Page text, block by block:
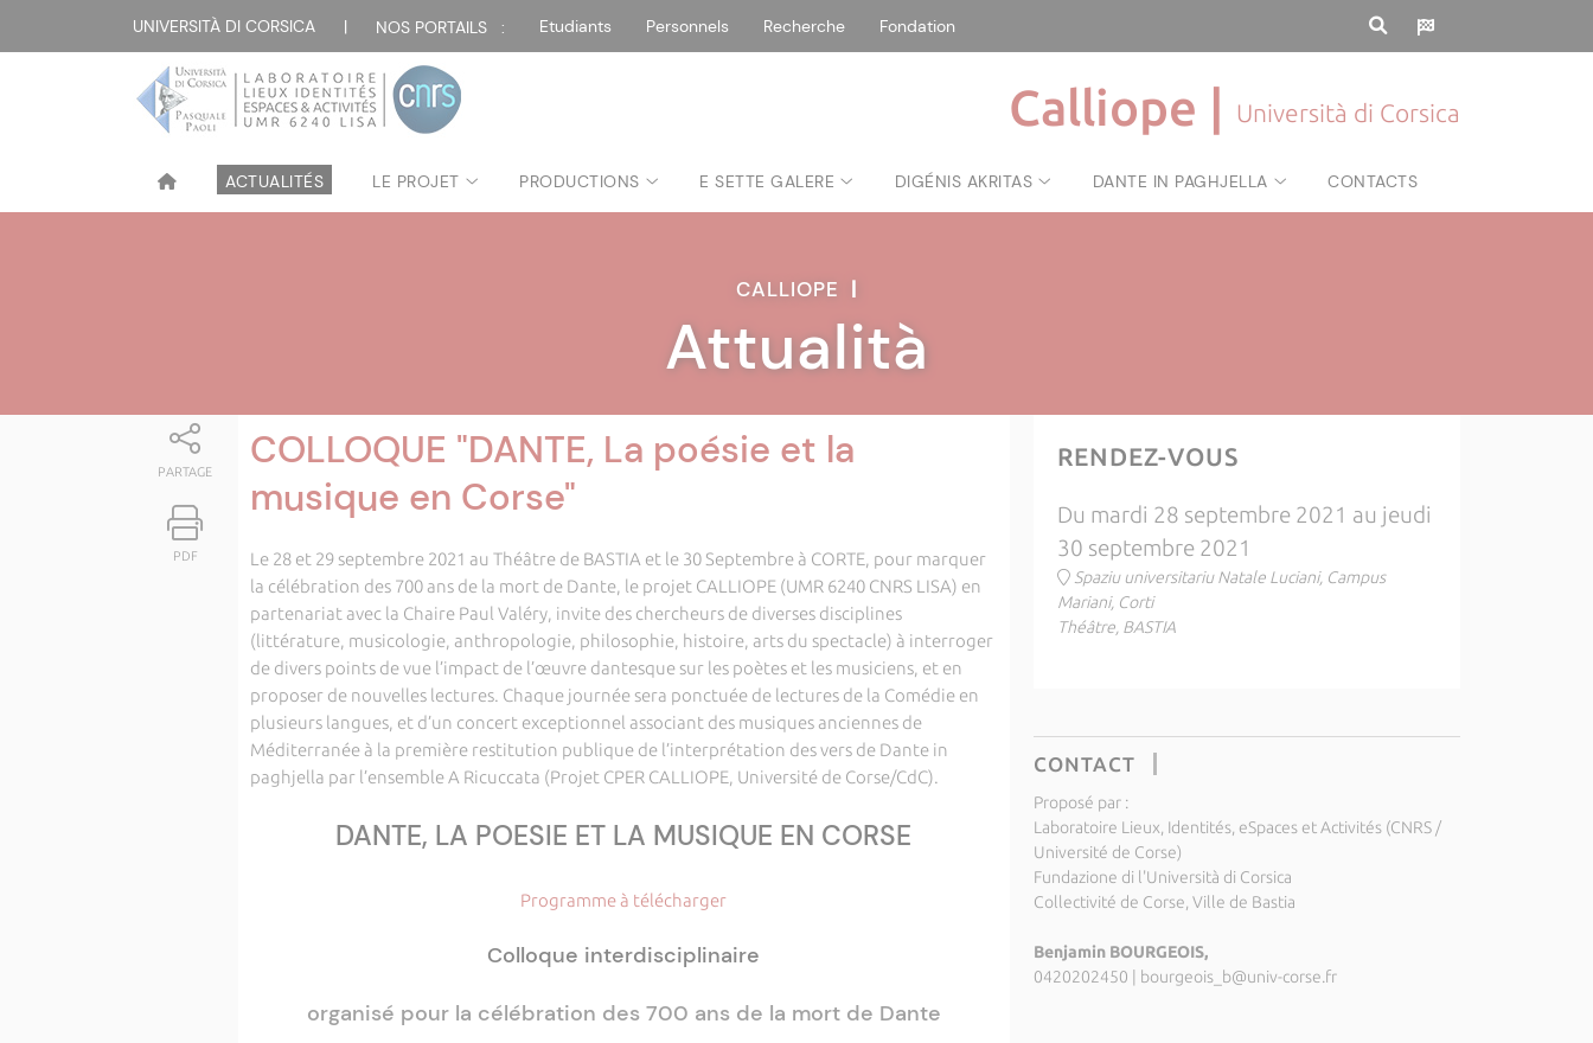
UNIVERSITÀ DI CORSICA | NOS PORTAILS : Etudiants Personnels Recherche Fondation
Calliope | Università di Corsica
ACTUALITÉS LE PROJET PRODUCTIONS E SETTE GALERE DIGÉNIS AKRITAS DANTE IN PAGHJELLA CONTACTS
CALLIOPE |
Attualità
PARTAGE
PDF
COLLOQUE "DANTE, La poésie et la
musique en Corse"
Le 28 et 29 septembre 2021 au Théâtre de BASTIA et le 30 Septembre à CORTE, pour marquer
la célébration des 700 ans de la mort de Dante, le projet CALLIOPE (UMR 6240 CNRS LISA) en
partenariat avec la Chaire Paul Valéry, invite des chercheurs de diverses disciplines
(littérature, musicologie, anthropologie, philosophie, histoire, arts du spectacle) à interroger
de divers points de vue l’impact de l’œuvre dantesque sur les poètes et les musiciens, et en
proposer de nouvelles lectures. Chaque journée sera ponctuée de lectures de la Comédie en
plusieurs langues, et d’un concert exceptionnel associant des musiques anciennes de
Méditerranée à la première restitution publique de l’interprétation des vers de Dante in
paghjella par l’ensemble A Ricuccata (Projet CPER CALLIOPE, Université de Corse/CdC).
DANTE, LA POESIE ET LA MUSIQUE EN CORSE
Programme à télécharger
Colloque interdisciplinaire
organisé pour la célébration des 700 ans de la mort de Dante
RENDEZ-VOUS
Du mardi 28 septembre 2021 au jeudi
30 septembre 2021
Spaziu universitariu Natale Luciani, Campus
Mariani, Corti
Théâtre, BASTIA
CONTACT
Proposé par :
Laboratoire Lieux, Identités, eSpaces et Activités (CNRS /
Université de Corse)
Fundazione di l'Università di Corsica
Collectivité de Corse, Ville de Bastia
Benjamin BOURGEOIS,
0420202450
bourgeois_b@univ-corse.fr